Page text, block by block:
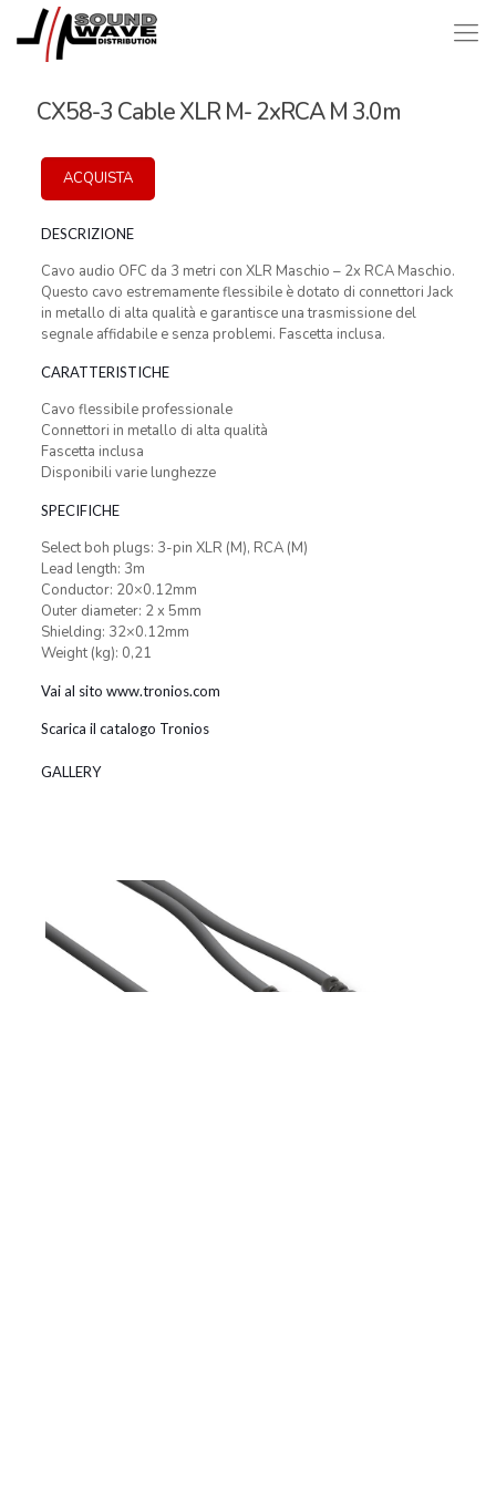
CX58-3 Cable XLR M- 2xRCA M 3.0m
ACQUISTA
DESCRIZIONE
Cavo audio OFC da 3 metri con XLR Maschio – 2x RCA Maschio.
Questo cavo estremamente flessibile è dotato di connettori Jack
in metallo di alta qualità e garantisce una trasmissione del
segnale affidabile e senza problemi. Fascetta inclusa.
CARATTERISTICHE
Cavo flessibile professionale
Connettori in metallo di alta qualità
Fascetta inclusa
Disponibili varie lunghezze
SPECIFICHE
Select boh plugs: 3-pin XLR (M), RCA (M)
Lead length: 3m
Conductor: 20×0.12mm
Outer diameter: 2 x 5mm
Shielding: 32×0.12mm
Weight (kg): 0,21
Vai al sito www.tronios.com
Scarica il catalogo Tronios
GALLERY